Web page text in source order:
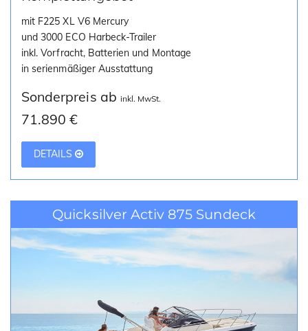
mit F225 XL V6 Mercury
und 3000 ECO Harbeck-Trailer
inkl. Vorfracht, Batterien und Montage
in serienmäßiger Ausstattung
Sonderpreis ab inkl. MwSt.
71.890 €
DETAILS
Quicksilver Activ 875 Sundeck